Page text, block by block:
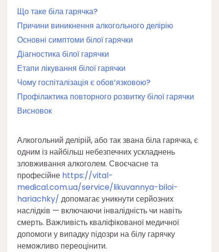
Що таке біла гарячка?
Причини виникнення алкогольного делірію
Основні симптоми білої гарячки
Діагностика білої гарячки
Етапи лікування білої гарячки
Чому госпіталізація є обов’язковою?
Профілактика повторного розвитку білої гарячки
Висновок
Алкогольний делірій, або так звана біла гарячка, є
одним із найбільш небезпечних ускладнень
зловживання алкоголем. Своєчасне та
професійне https://vital-
medical.com.ua/service/likuvannya-biloi-
hariachky/ допомагає уникнути серйозних
наслідків — включаючи інвалідність чи навіть
смерть. Важливість кваліфікованої медичної
допомоги у випадку підозри на білу гарячку
неможливо переоцінити.